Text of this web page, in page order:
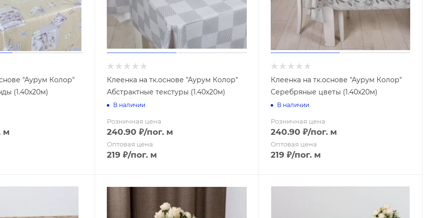
"Аурум Колор"
(1.40х20м)
м
Клеенка на тк.основе "Аурум Колор"
Абстрактные текстуры (1.40х20м)
В наличии
Розничная цена
240.90 ₽/пог. м
Оптовая цена
219 ₽/пог. м
Клеенка на тк.основе "Аурум Колор"
Серебряные цветы (1.40х20м)
В наличии
Розничная цена
240.90 ₽/пог. м
Оптовая цена
219 ₽/пог. м
Цветная
для ванной
щеток
Мотыги
Мотыжки
Плоскорезы
Ручные культиваторы
(рыхлители)
Совки
Россия
Штыковая
Поддоны для рассады